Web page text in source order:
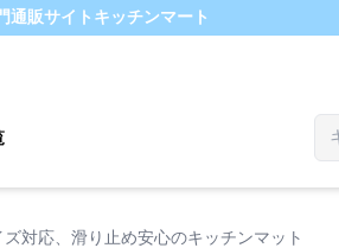
通販サイト キッチンマート
対応、滑り止め安心のキッチンマット